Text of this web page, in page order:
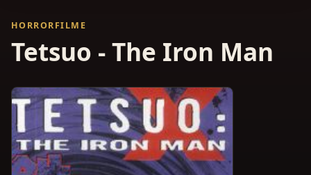
HORRORFILME
Tetsuo - The Iron Man